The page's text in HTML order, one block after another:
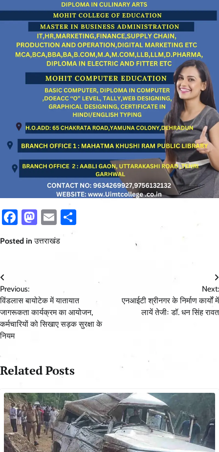
Facebook
Mastodon
Email
Posted inउत्तराखंड
Post
navigation
Previous:
विंडलास बायोटेक में यातायात
जागरूकता कार्यक्रम का आयोजन,
कर्मचारियों को सिखाए सड़क सुरक्षा के
नियम
Next:
एनआईटी श्रीनगर के निर्माण कार्यों में
लायें तेजीः डॉ. धन सिंह रावत
Related Posts